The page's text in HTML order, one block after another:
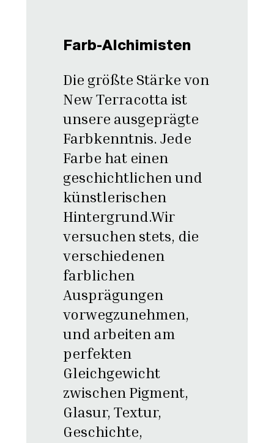
Farb-Alchimisten
Die größte Stärke von
New Terracotta ist
unsere ausgeprägte
Farbkenntnis. Jede
Farbe hat einen
geschichtlichen und
künstlerischen
Hintergrund.Wir
versuchen stets, die
verschiedenen
farblichen
Ausprägungen
vorwegzunehmen,
und arbeiten am
perfekten
Gleichgewicht
zwischen Pigment,
Glasur, Textur,
Geschichte,